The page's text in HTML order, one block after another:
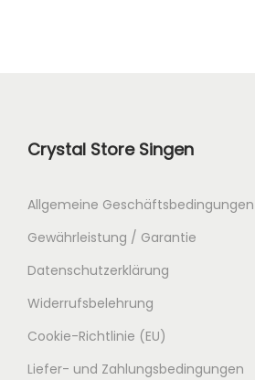
Crystal Store Singen
Allgemeine Geschäftsbedingungen
Gewährleistung / Garantie
Datenschutzerklärung
Widerrufsbelehrung
Cookie-Richtlinie (EU)
Liefer- und Zahlungsbedingungen